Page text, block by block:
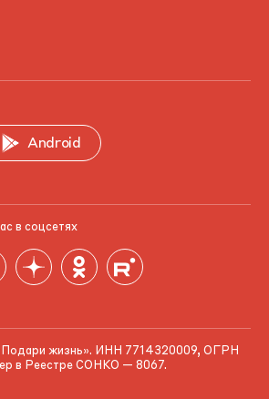
Android
в соцсетях
жизнь». ИНН 7714320009, ОГРН
в Реестре СОНКО — 8067.